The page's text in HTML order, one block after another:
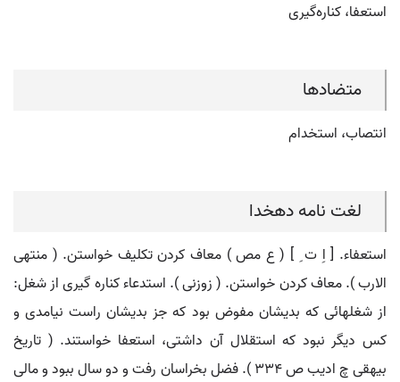
استعفا، کناره‌گیری
متضادها
انتصاب، استخدام
لغت نامه دهخدا
استعفاء. [ اِ ت ِ ] ( ع مص ) معاف کردن تکلیف خواستن. ( منتهی
الارب ). معاف کردن خواستن. ( زوزنی ). استدعاء کناره گیری از شغل:
از شغلهائی که بدیشان مفوض بود که جز بدیشان راست نیامدی و
کس دیگر نبود که استقلال آن داشتی، استعفا خواستند. ( تاریخ
بیهقی چ ادیب ص 334 ). فضل بخراسان رفت و دو سال ببود و مالی